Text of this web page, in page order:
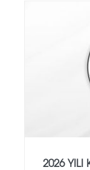
2026 YILI